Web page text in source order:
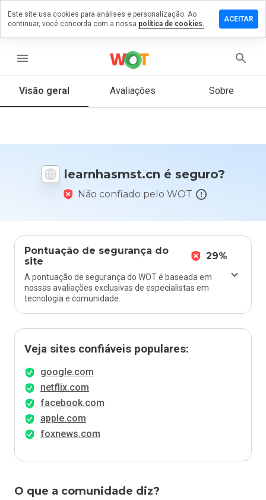
menu
Visão geral Avaliações Sobre
learnhasmst.cn é seguro?
Não confiado pelo WOT
Pontuação de segurança do
site
29%
A pontuação de segurança do WOT é baseada em
nossas avaliações exclusivas de especialistas em
tecnologia e comunidade.
Veja sites confiáveis populares:
google.com
netflix.com
facebook.com
apple.com
foxnews.com
O que a comunidade diz?
um
em
De 1
nota
Este site usa cookies para análises e personalização. Ao
continuar, você concorda com a nossa política de cookies.
ACEITAR